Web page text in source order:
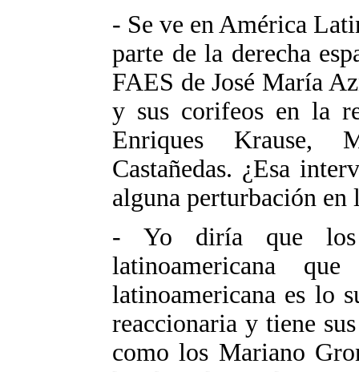
- Se ve en América
parte de la derecha
FAES de José María
y sus corifeos en la
Enriques Krause,
Castañedas. ¿Esa
alguna perturbación en
- Yo diría que los
latinoamericana
latinoamericana es lo
reaccionaria y tiene
como los Mariano